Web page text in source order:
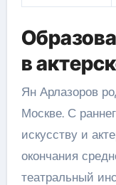
в
Ян Арлазоров
Москве. С
искусству и
окончания
театральный